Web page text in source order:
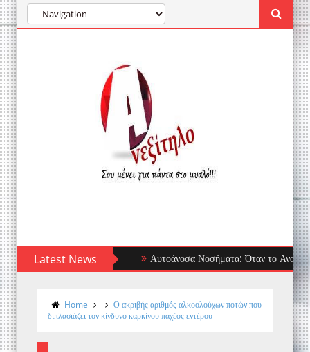
Latest News Αυτοάνοσα Νοσήματα: Όταν το
Home
Ο ακριβής αριθμός αλκοολούχων ποτών που
διπλασιάζει τον κίνδυνο καρκίνου παχέος εντέρου